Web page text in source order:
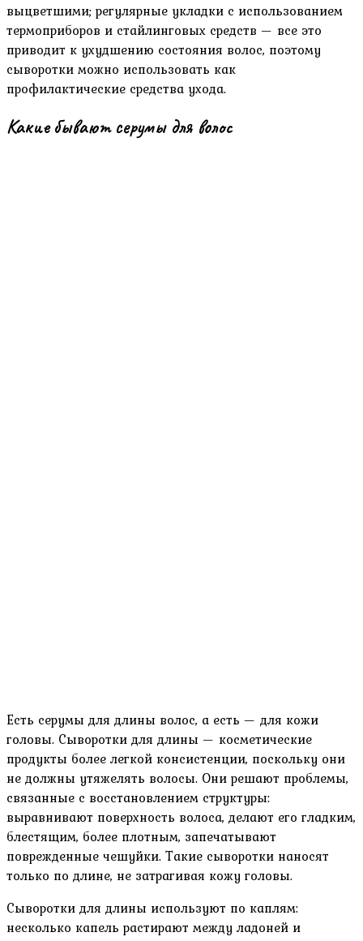
выцветшими; регулярные укладки с использованием
термоприборов и стайлинговых средств — все это
приводит к ухудшению состояния волос, поэтому
сыворотки можно использовать как
профилактические средства ухода.
Какие бывают серумы для волос
Есть серумы для длины волос, а есть — для кожи
головы. Сыворотки для длины — косметические
продукты более легкой консистенции, поскольку они
не должны утяжелять волосы. Они решают проблемы,
связанные с восстановлением структуры:
выравнивают поверхность волоса, делают его гладким,
блестящим, более плотным, запечатывают
поврежденные чешуйки. Такие сыворотки наносят
только по длине, не затрагивая кожу головы.
Сыворотки для длины используют по каплям:
несколько капель растирают между ладоней и